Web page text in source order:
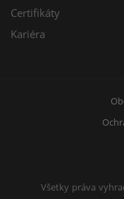
Certifikáty
Kariéra
Všetky práva